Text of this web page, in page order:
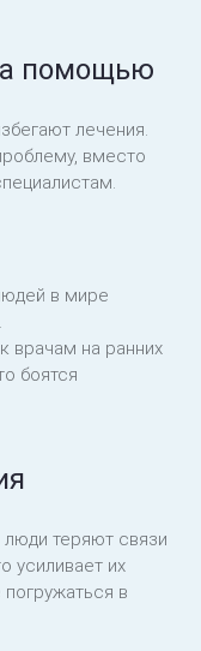
помощью
лечения.
вместо
в мире
врачам на ранних
боятся
теряют связи
усиливает их
в